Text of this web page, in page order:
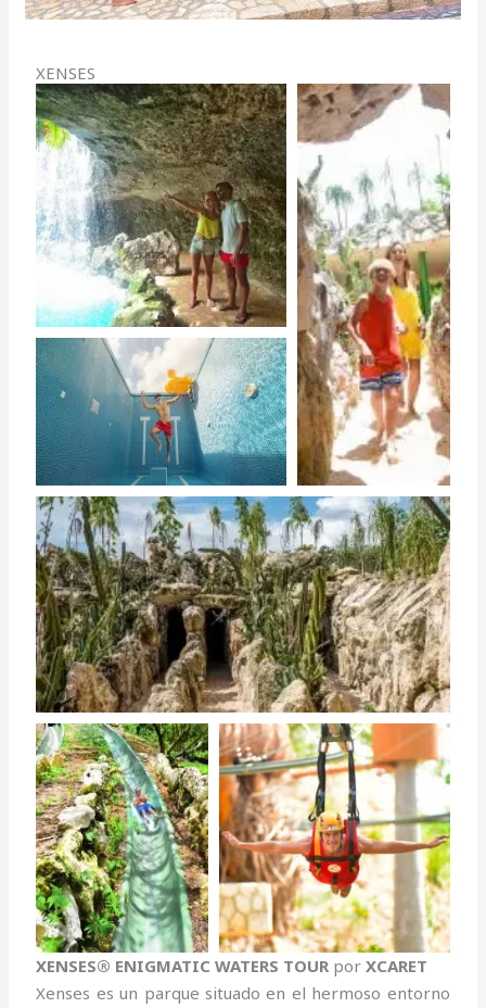
XENSES
XENSES® ENIGMATIC WATERS TOUR porXCARET
Xenses es un parque situado en el hermoso entorno